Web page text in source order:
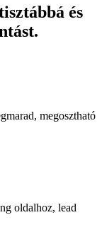
és
megosztható
oldalhoz, lead